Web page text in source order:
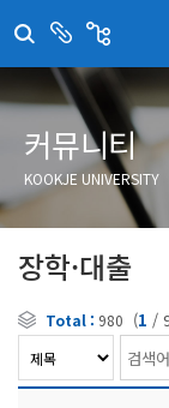
센
부
서
취·창업지원센터
학술정보원
국제교류센터
평생교육원
트
이메일무단수집거
포탈사이트
국제무인항공
커뮤니티
KOOKJE UNIVERSITY
장학·대출
Total : 980 (1 /